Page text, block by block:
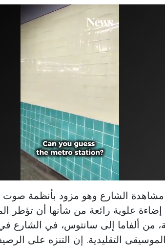
مشاهدة الشارع وهو مزود بأنظمة
علوية رائعة من شأنها أن تؤطر
من ألفاما إلى سانتوس، في
والموسيقى التقليدية. إن التنزه على